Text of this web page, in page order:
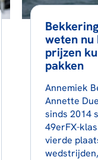
weten nu
prijzen
pakken
Annemiek
Annette
sinds 2014
49erFX-
vierde